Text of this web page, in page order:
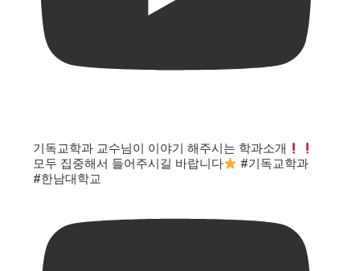
기독교학과 교수님이 이야기 해주시는 학과소개
모두 집중해서 들어주시길 바랍니다
#기독교학과
#한남대학교